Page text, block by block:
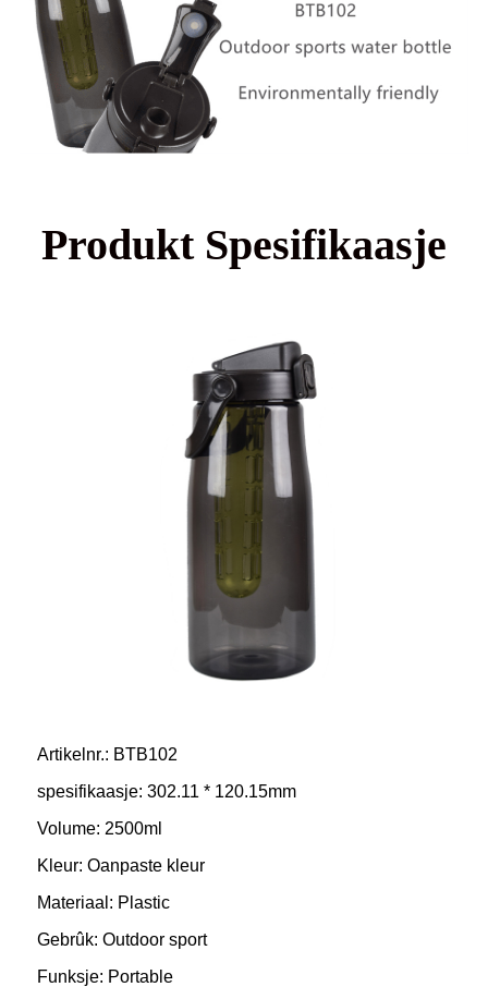
Produkt Spesifikaasje
Artikelnr.: BTB102
spesifikaasje: 302.11 * 120.15mm
Volume: 2500ml
Kleur: Oanpaste kleur
Materiaal: Plastic
Gebrûk: Outdoor sport
Funksje: Portable